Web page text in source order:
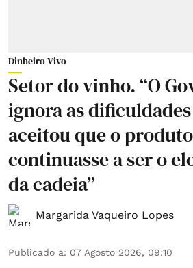
Dinheiro Vivo
Setor do vinho. “O
ignora as
aceitou que o
continuasse a ser o
da cadeia”
Margarida Vaqueiro Lopes
Publicado a: 07 Agosto 2026, 09:10